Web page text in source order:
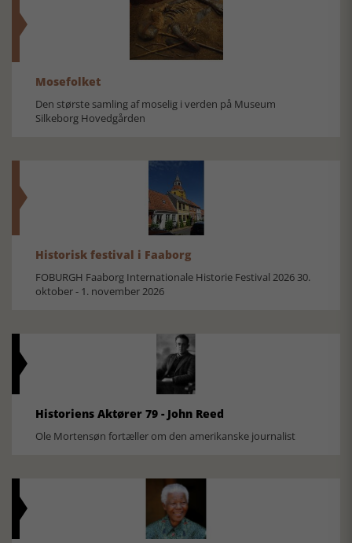
Mosefolket
Den største samling af moselig i verden på Museum
Silkeborg Hovedgården
Historisk festival i Faaborg
FOBURGH Faaborg Internationale Historie Festival 2026 30.
oktober - 1. november 2026
Historiens Aktører 79 - John Reed
Ole Mortensøn fortæller om den amerikanske journalist